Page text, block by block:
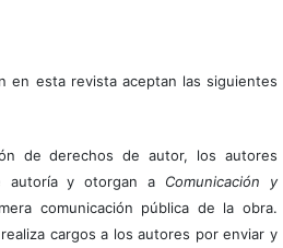
en esta revista aceptan las siguientes
de derechos de autor, los autores
autoría y otorgan a Comunicación y
comunicación pública de la obra.
cargos a los autores por enviar y